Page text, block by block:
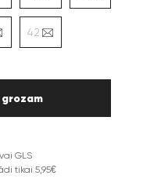
42
GLS
tikai 5,95€